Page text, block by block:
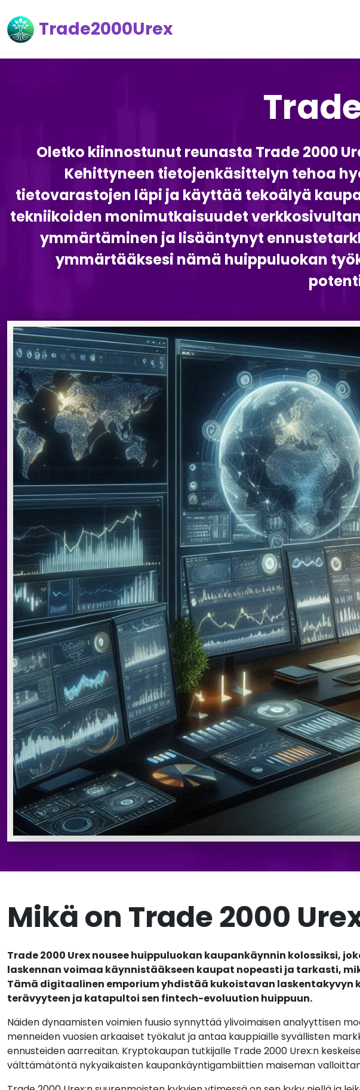
Trade2000Urex
Oletko kiinnostunut reunasta Trade 2000
Kehittyneen tietojenkäsittelyn tehoa
tietovarastojen läpi ja käyttää tekoälyä
tekniikoiden monimutkaisuudet
ymmärtäminen ja lisääntynyt
ymmärtääksesi nämä huippuluokan
Mikä on Trade 2000
Trade 2000 Urex nousee huippuluokan kaupankäynnin kolossiksi,
laskennan voimaa käynnistääkseen kaupat nopeasti ja tarkasti,
Tämä digitaalinen emporium yhdistää kukoistavan laskentakyvyn
terävyyteen ja katapultoi sen fintech-evoluution huippuun.
Näiden dynaamisten voimien fuusio synnyttää ylivoimaisen analyyttisen
menneiden vuosien arkaaiset työkalut ja antaa kauppiaille syvällisten
ennusteiden aarreaitan. Kryptokaupan tutkijalle Trade 2000 Urex:n
välttämätöntä nykyaikaisten kaupankäyntigambiittien maiseman